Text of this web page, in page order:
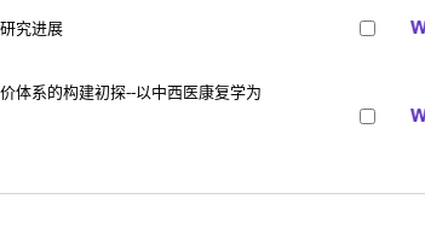
究进展
体系的构建初探--以中西医康复学为